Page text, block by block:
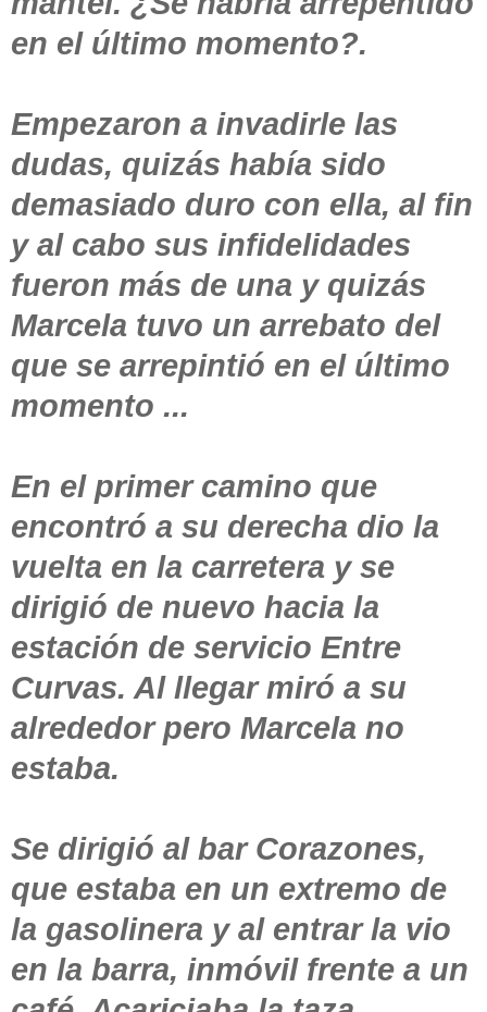
en el último momento?.
Empezaron a invadirle las
dudas, quizás había sido
demasiado duro con ella, al fin
y al cabo sus infidelidades
fueron más de una y quizás
Marcela tuvo un arrebato del
que se arrepintió en el último
momento ...
En el primer camino que
encontró a su derecha dio la
vuelta en la carretera y se
dirigió de nuevo hacia la
estación de servicio Entre
Curvas. Al llegar miró a su
alrededor pero Marcela no
estaba.
Se dirigió al bar Corazones,
que estaba en un extremo de
la gasolinera y al entrar la vio
en la barra, inmóvil frente a un